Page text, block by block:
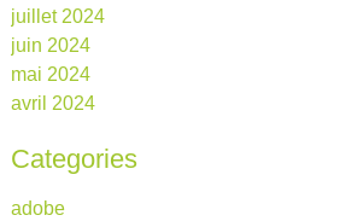
juillet 2024
juin 2024
mai 2024
avril 2024
Categories
adobe